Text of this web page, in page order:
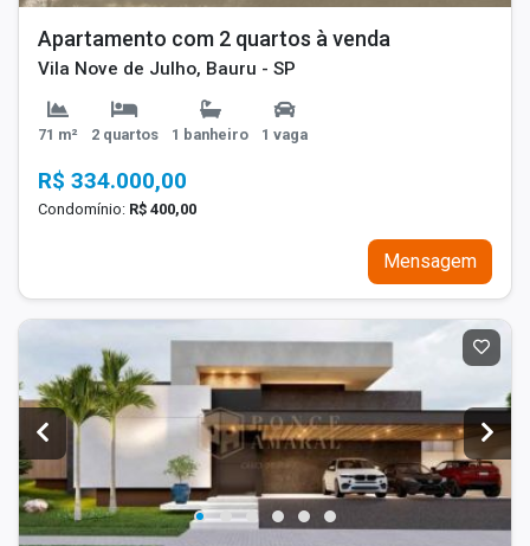
Apartamento com 2 quartos à venda
Vila Nove de Julho, Bauru - SP
71 m² 2 quartos 1 banheiro 1 vaga
R$ 334.000,00
Condomínio: R$ 400,00
Mensagem